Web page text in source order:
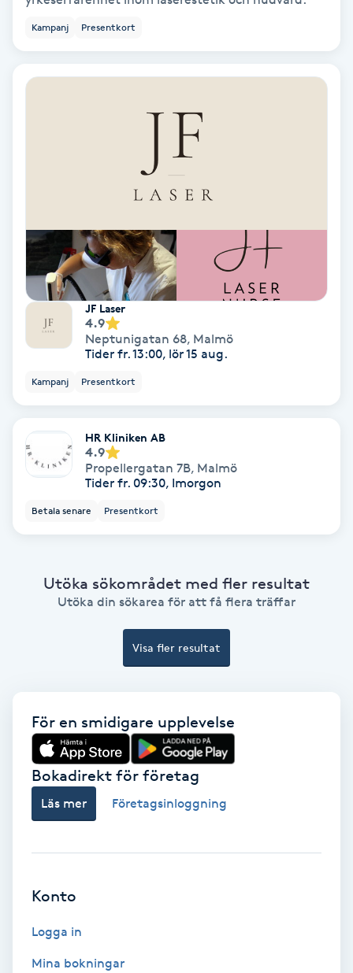
Babylights
Barnklippning
BIAB
Blowout
Bottenfärg
Brynformning
Brynfärgning
Brynplockning
Color correction
Cryoterapi
Damklippning
Kampanj Presentkort
JF Laser
4.9
Neptunigatan 68, Malmö
Tider fr. 13:00, lör 15 aug.
Kampanj Presentkort
HR Kliniken AB
4.9
Propellergatan 7B, Malmö
Tider fr. 09:30, Imorgon
Betala senare Presentkort
Utöka sökområdet med fler resultat
Utöka din sökarea för att få flera träffar
Visa fler resultat
För en smidigare upplevelse
Bokadirekt för företag
Läs mer Företagsinloggning
Konto
Logga in
Mina bokningar